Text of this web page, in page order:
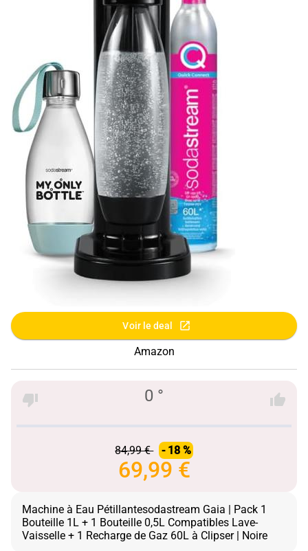
Voir le deal
Amazon
0 °
84,99 € - 18 %
69,99 €
Machine à Eau Pétillantesodastream Gaia | Pack 1
Bouteille 1L + 1 Bouteille 0,5L Compatibles Lave-